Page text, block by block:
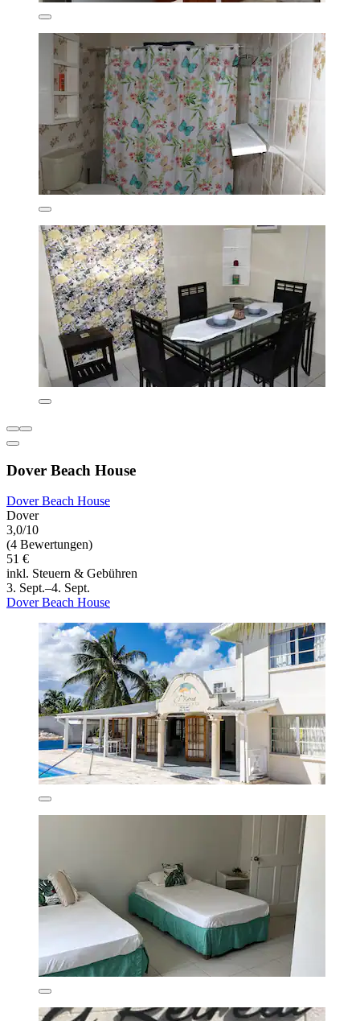
Dover Beach House
Dover Beach House
Dover
3,0/10
(4 Bewertungen)
51 €
inkl. Steuern & Gebühren
3. Sept.–4. Sept.
Dover Beach House